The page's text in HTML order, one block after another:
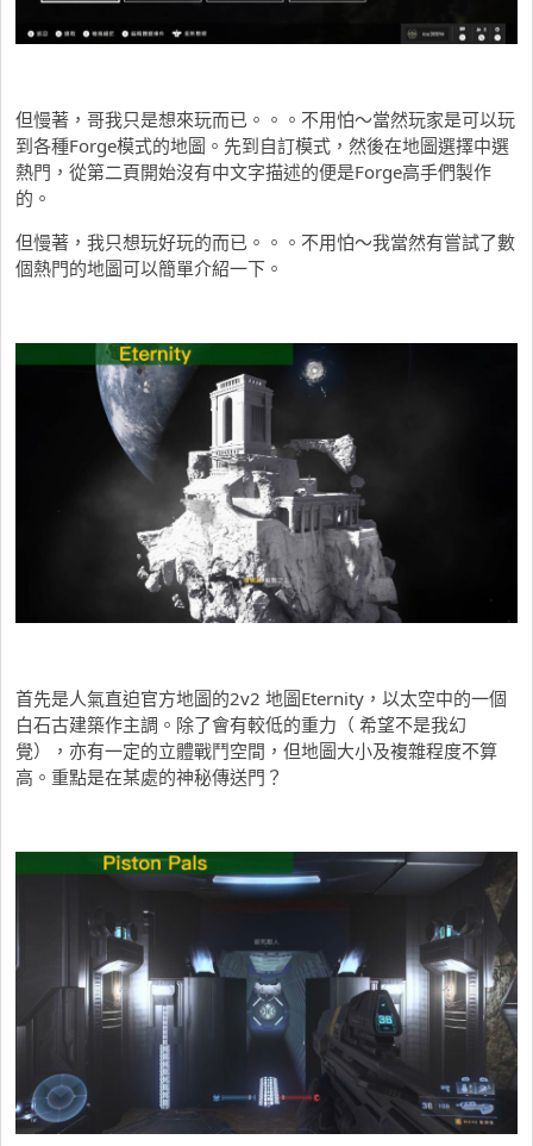
但慢著，哥我只是想來玩而已。。。不用怕～當然玩家是可以玩
到各種Forge模式的地圖。先到自訂模式，然後在地圖選擇中選
熱門，從第二頁開始沒有中文字描述的便是Forge高手們製作
的。
但慢著，我只想玩好玩的而已。。。不用怕～我當然有嘗試了數
個熱門的地圖可以簡單介紹一下。
首先是人氣直迫官方地圖的2v2 地圖Eternity，以太空中的一個
白石古建築作主調。除了會有較低的重力（ 希望不是我幻
覺），亦有一定的立體戰鬥空間，但地圖大小及複雜程度不算
高。重點是在某處的神秘傳送門？